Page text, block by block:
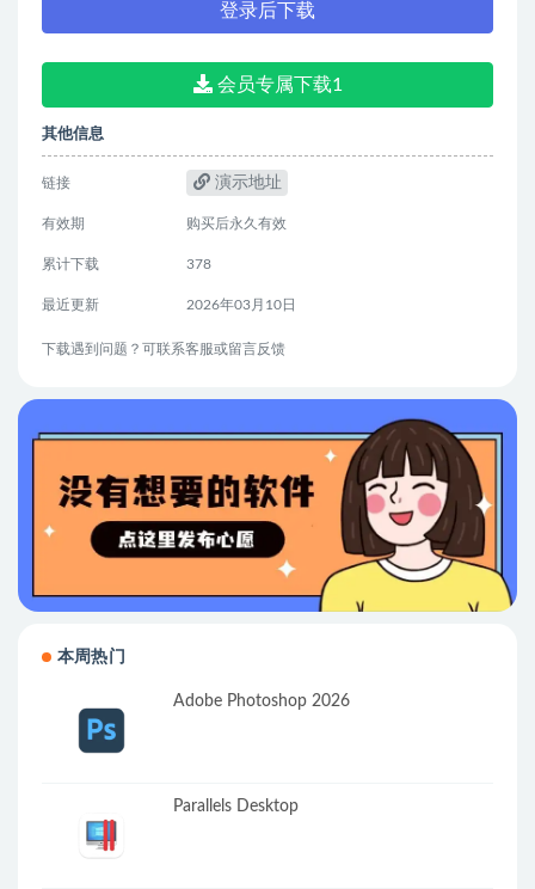
登录后下载
会员专属下载1
其他信息
链接 演示地址
有效期 购买后永久有效
累计下载 378
最近更新 2026年03月10日
下载遇到问题？可联系客服或留言反馈
本周热门
Adobe Photoshop 2026
Parallels Desktop